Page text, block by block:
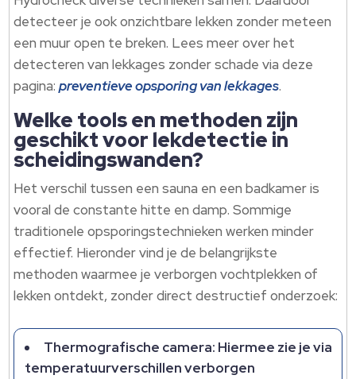
detecteer je ook onzichtbare lekken zonder meteen
een muur open te breken. Lees meer over het
detecteren van lekkages zonder schade via deze
pagina:preventieve opsporing van lekkages.
Welke tools en methoden zijn
geschikt voor lekdetectie in
scheidingswanden?
Het verschil tussen een sauna en een badkamer is
vooral de constante hitte en damp. Sommige
traditionele opsporingstechnieken werken minder
effectief. Hieronder vind je de belangrijkste
methoden waarmee je verborgen vochtplekken of
lekken ontdekt, zonder direct destructief onderzoek:
Thermografische camera: Hiermee zie je via
temperatuurverschillen verborgen